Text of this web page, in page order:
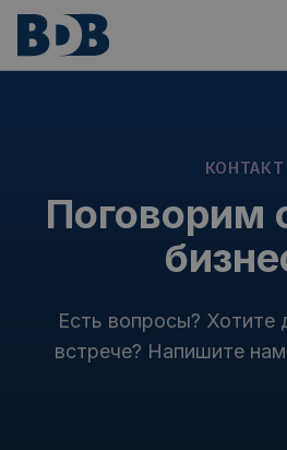
КОНТАКТ
Поговорим
Есть вопросы? Хотите
встрече? Напишите